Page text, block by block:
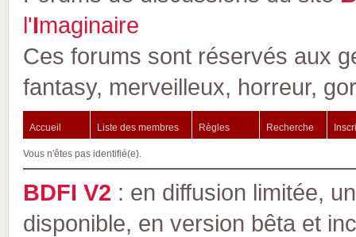
l'Imaginaire
Ces forums sont réservés aux
fantasy, merveilleux, horreur,
Accueil Liste des membres Règles Recherche
Vous n'êtes pas identifié(e).
BDFI V2 : en diffusion limitée,
disponible, en version bêta et